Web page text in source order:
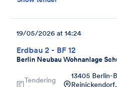
Erdbau 2 - BF 12
Berlin Neubau Wohnanlage
19/05/2026 at 14:24
Tendering
13405 Berlin-